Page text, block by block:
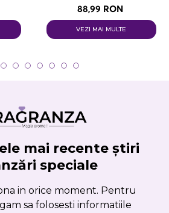
88,99 RON
VEZI MAI MULTE
mai recente știri
speciale
in orice moment. Pentru
sa folosesti informatiile